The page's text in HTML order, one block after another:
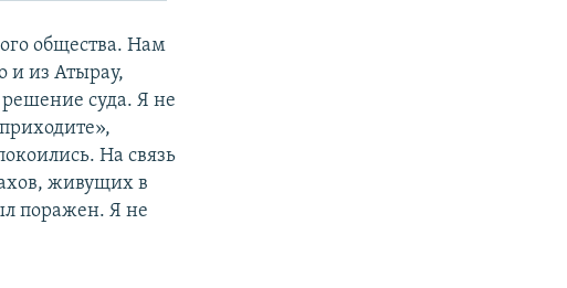
общества. Нам
и из Атырау,
суда. Я не
На связь
живущих в
поражен. Я не